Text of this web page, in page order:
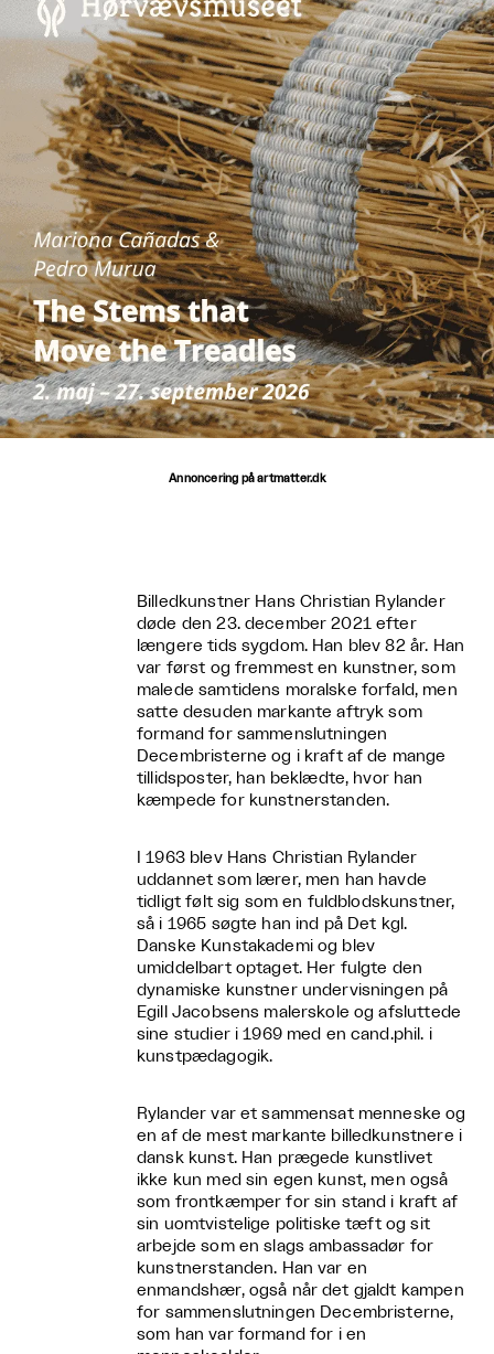
Annoncering på artmatter.dk
Billedkunstner Hans Christian Rylander
døde den 23. december 2021 efter
længere tids sygdom. Han blev 82 år. Han
var først og fremmest en kunstner, som
malede samtidens moralske forfald, men
satte desuden markante aftryk som
formand for sammenslutningen
Decembristerne og i kraft af de mange
tillidsposter, han beklædte, hvor han
kæmpede for kunstnerstanden.
I 1963 blev Hans Christian Rylander
uddannet som lærer, men han havde
tidligt følt sig som en fuldblodskunstner,
så i 1965 søgte han ind på Det kgl.
Danske Kunstakademi og blev
umiddelbart optaget. Her fulgte den
dynamiske kunstner undervisningen på
Egill Jacobsens malerskole og afsluttede
sine studier i 1969 med en cand.phil. i
kunstpædagogik.
Rylander var et sammensat menneske og
en af de mest markante billedkunstnere i
dansk kunst. Han prægede kunstlivet
ikke kun med sin egen kunst, men også
som frontkæmper for sin stand i kraft af
sin uomtvistelige politiske tæft og sit
arbejde som en slags ambassadør for
kunstnerstanden. Han var en
enmandshær, også når det gjaldt kampen
for sammenslutningen Decembristerne,
som han var formand for i en